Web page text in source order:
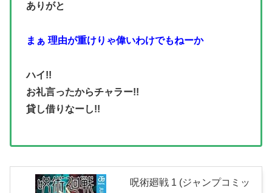
ありがと
まぁ 理由が重けりゃ偉いわけでもねーか
ハイ!!
お礼言ったからチャラー!!
貸し借りなーし!!
呪術廻戦 1 (ジャンプコミッ